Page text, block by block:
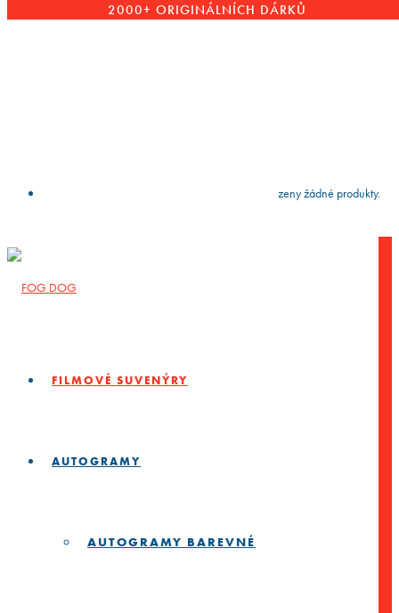
2000+ ORIGINÁLNÍCH DÁRKŮ
FILMOVÉ SUVENÝRY
AUTOGRAMY
AUTOGRAMY BAREVNÉ
press Nebyly nalezeny žádné produkty.